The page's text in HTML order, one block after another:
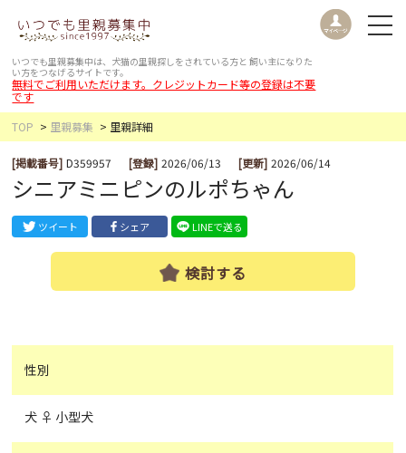
いつでも里親募集中は、犬猫の里親探しをされている方と 飼い主になりた
い方をつなげるサイトです。
無料でご利用いただけます。クレジットカード等の登録は不要
です
TOP
里親募集 里親詳細
[掲載番号] D359957 [登録] 2026/06/13 [更新] 2026/06/14
シニアミニピンのルポちゃん
ツイート シェア LINEで送る
検討する
性別
犬 ♀ 小型犬